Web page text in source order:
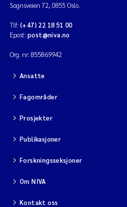
Sognsveien 72, 0855 Oslo.
Tlf: (+47) 22 18 51 00
Epost: post@niva.no
Org. nr: 855869942
Ansatte
Fagområder
Prosjekter
Publikasjoner
Forskningsseksjoner
Om NIVA
Kontakt oss